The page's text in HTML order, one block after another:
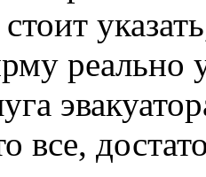
реально
все,